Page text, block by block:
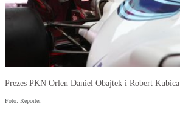
Prezes PKN Orlen Daniel Obajtek i Robert Kubica
Foto: Reporter